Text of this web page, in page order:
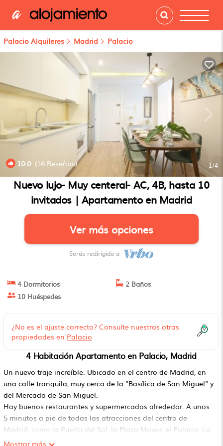
Palacio Alquileres Madrid Palacio
10.0 (16 Reseñas) 1/4
Nuevo lujo- Muy centeral- AC, 4B, hasta 10
invitados | Apartamento en Madrid
Ver más opciones
Serás redirigido a
4 Dormitorios
2 Baños
10 Huéspedes
¿No es el ajuste correcto? Consulte nuestras otras
propiedades en Palacio
4 Habitación Apartamento en Palacio, Madrid
Un nuevo traje increíble. Ubicado en el centro de Madrid, en
una calle tranquila, muy cerca de la "Basílica de San Miguel" y
del Mercado de San Miguel.
Hay buenos restaurantes y supermercados alrededor. A unos
5 minutos a pie de todas las atracciones del centro de
Madrid, como la Puerta del Sol, la Plaza Mayor, el Palacio, La
Latina, Mercados y muchas otras atracciones.
Mostrar más